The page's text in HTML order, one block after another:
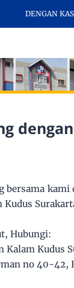
DENGAN
bersama kami
Kudus
Hubungi:
Kalam Kudus
no 40-42,